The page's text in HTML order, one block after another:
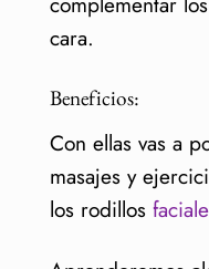
cara.
Beneficios:
Con ellas vas a
masajes y
los rodillos